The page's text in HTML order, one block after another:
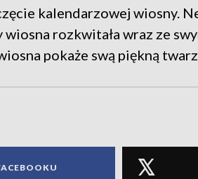
kalendarzowej wiosny.
wiosna rozkwitała wraz ze
pokaże swą piękną